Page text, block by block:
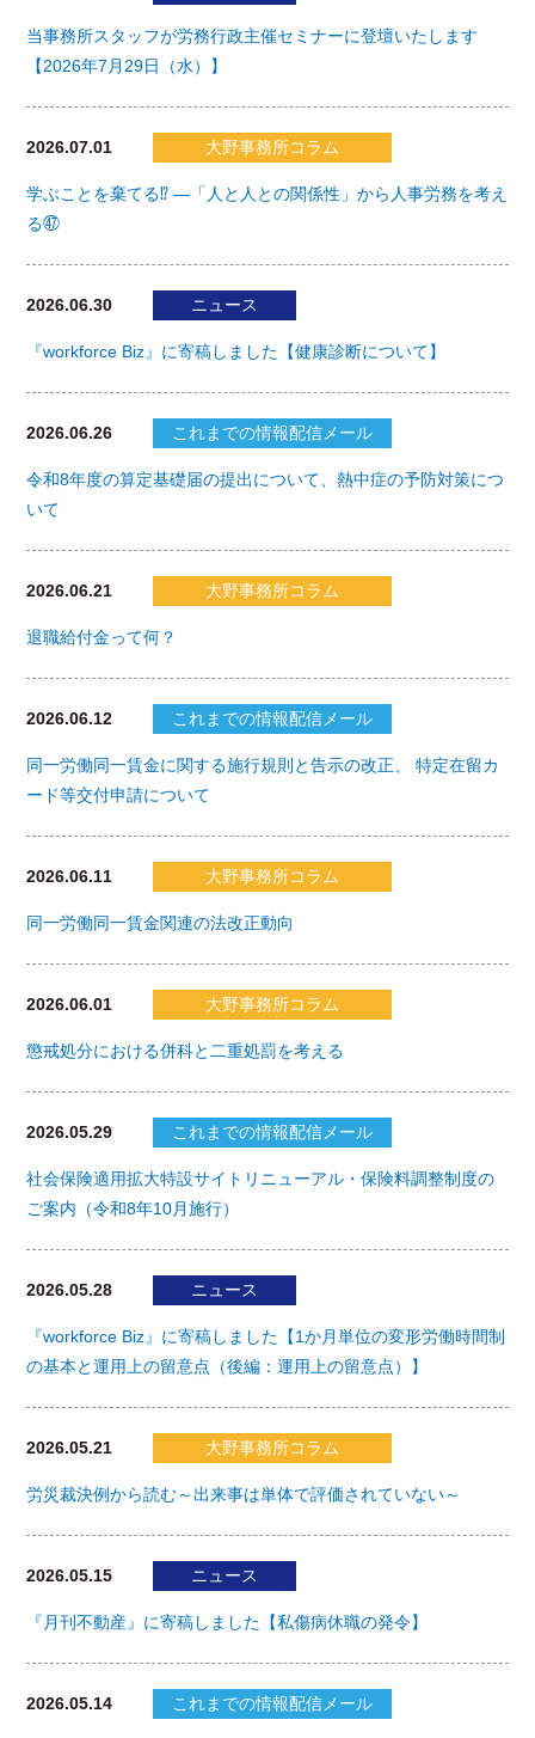
当事務所スタッフが労務行政主催セミナーに登壇いたします
【2026年7月29日（水）】
2026.07.01 大野事務所コラム
学ぶことを棄てる⁉ ―「人と人との関係性」から人事労務を考え
る㊼
2026.06.30 ニュース
『workforce Biz』に寄稿しました【健康診断について】
2026.06.26 これまでの情報配信メール
令和8年度の算定基礎届の提出について、熱中症の予防対策につ
いて
2026.06.21 大野事務所コラム
退職給付金って何？
2026.06.12 これまでの情報配信メール
同一労働同一賃金に関する施行規則と告示の改正、 特定在留カ
ード等交付申請について
2026.06.11 大野事務所コラム
同一労働同一賃金関連の法改正動向
2026.06.01 大野事務所コラム
懲戒処分における併科と二重処罰を考える
2026.05.29 これまでの情報配信メール
社会保険適用拡大特設サイトリニューアル・保険料調整制度の
ご案内（令和8年10月施行）
2026.05.28 ニュース
『workforce Biz』に寄稿しました【1か月単位の変形労働時間制
の基本と運用上の留意点（後編：運用上の留意点）】
2026.05.21 大野事務所コラム
労災裁決例から読む～出来事は単体で評価されていない～
2026.05.15 ニュース
『月刊不動産』に寄稿しました【私傷病休職の発令】
2026.05.14 これまでの情報配信メール